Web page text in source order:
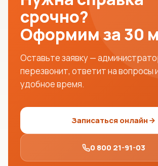
срочно?
Оформим за 30
Оставьте заявку —
перезвонит, ответит на вопросы
удобное время.
Записаться онлайн
0 800 21-91-03